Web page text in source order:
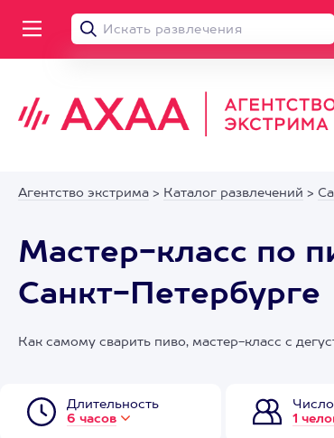
Агентство экстрима > Каталог развлечений >
Мастер-класс по
Санкт-Петербурге
Как самому сварить пиво, мастер-класс с
Длительность
6 часов
1